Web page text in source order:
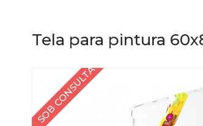
Tela para pintura
SOB CONSULTA